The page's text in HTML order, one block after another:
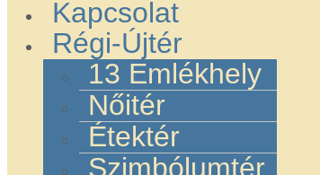
Kapcsolat
Régi-Újtér
13 Emlékhely
Nőitér
Étektér
Szimbólumtér